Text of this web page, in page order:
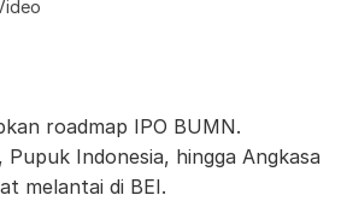
roadmap IPO BUMN.
Pupuk Indonesia, hingga Angkasa
melantai di BEI.